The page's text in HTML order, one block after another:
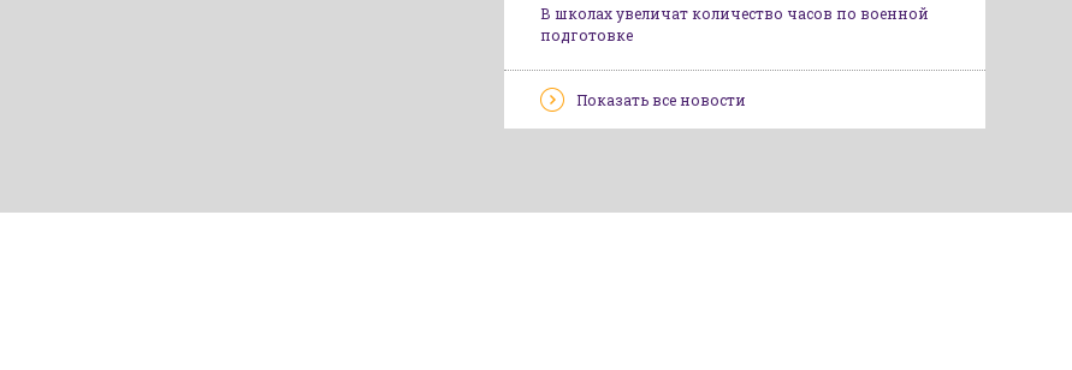
В школах увеличат количество часов по военной
подготовке
Показать все новости